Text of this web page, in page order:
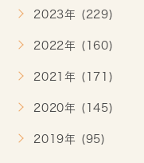
2023年 (229)
2022年 (160)
2021年 (171)
2020年 (145)
2019年 (95)